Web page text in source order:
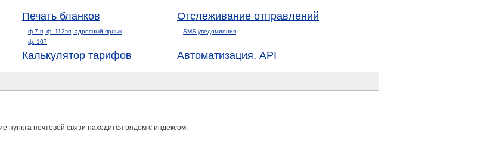
Печать бланков
ф.7-п, ф. 112эп, адресный ярлык
ф. 107
Отслеживание отправлений
SMS уведомления
Калькулятор тарифов Автоматизация. API
пункта почтовой связи находится рядом с индексом.